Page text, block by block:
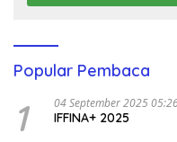
Popular Pembaca
1 04 September 2025
IFFINA+ 2025